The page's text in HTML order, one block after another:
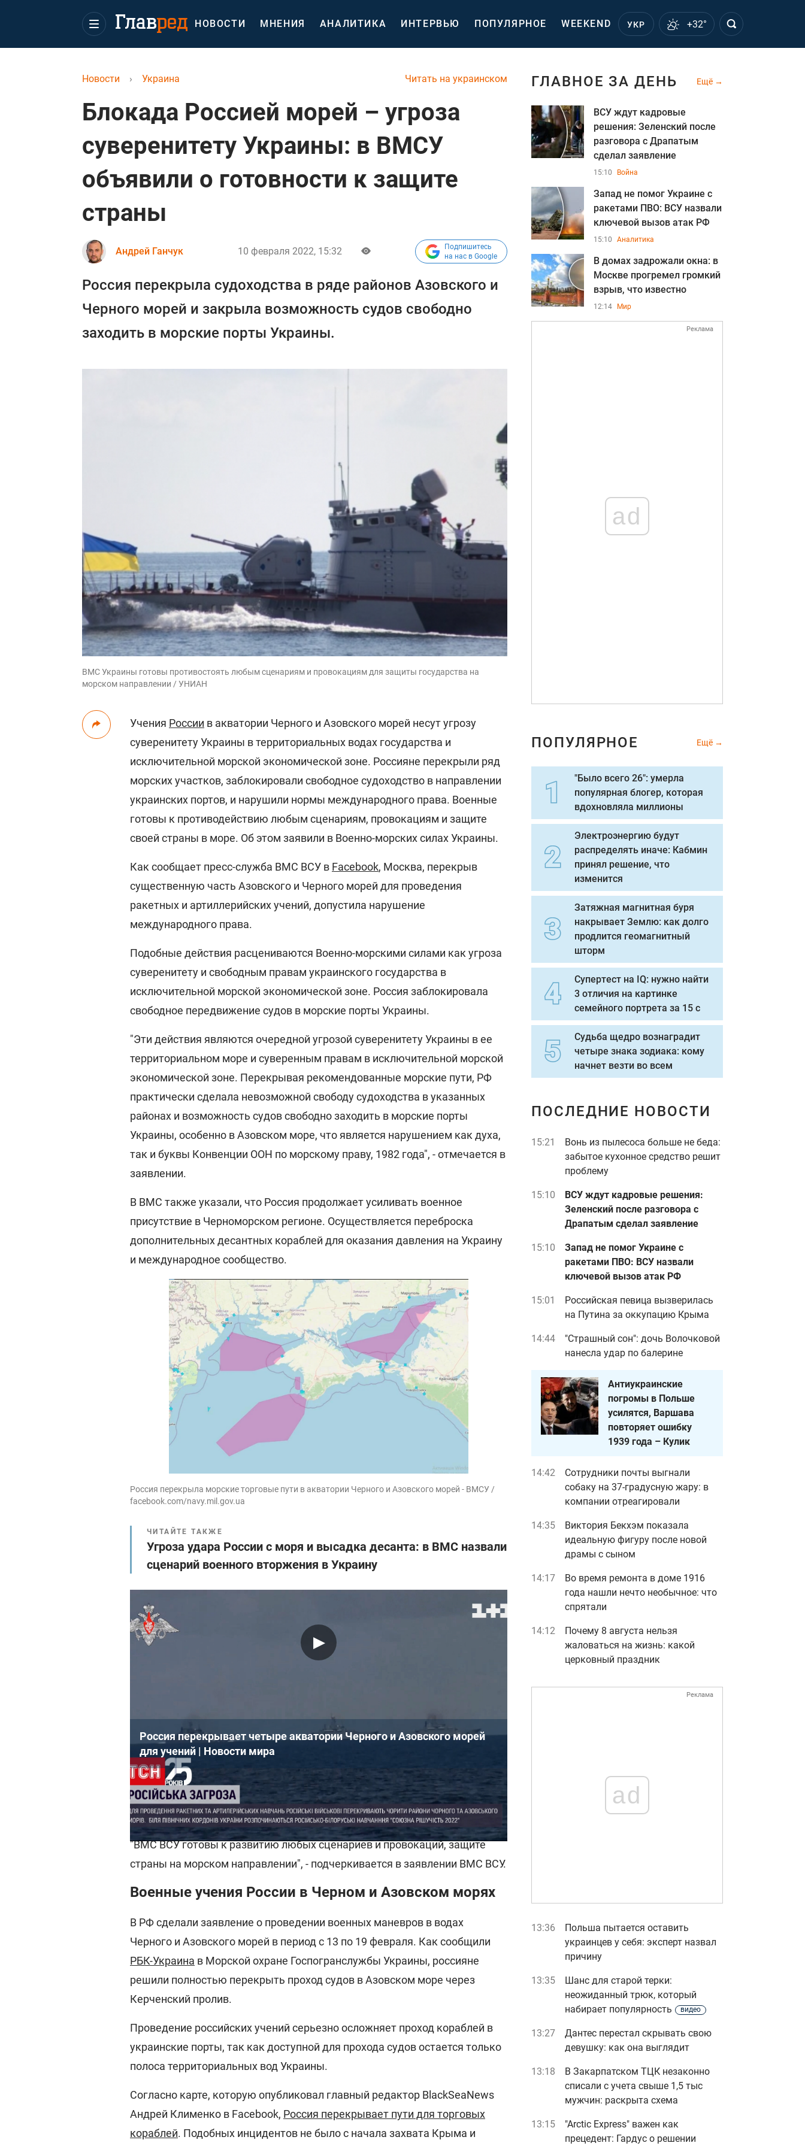
НОВОСТИ МНЕНИЯ АНАЛИТИКА ИНТЕРВЬЮ ПОПУЛЯРНОЕ WEEKEND УКР +32°
Читать на украинском
Новости › Украина
Блокада Россией морей – угроза
суверенитету Украины: в ВМСУ
объявили о готовности к защите
страны
Андрей Ганчук 10 февраля 2022, 15:32
Подпишитесь
на нас в Google
Россия перекрыла судоходства в ряде районов Азовского и
Черного морей и закрыла возможность судов свободно
заходить в морские порты Украины.
ВМС Украины готовы противостоять любым сценариям и провокациям для защиты государства на
морском направлении / УНИАН
Учения России в акватории Черного и Азовского морей несут угрозу
суверенитету Украины в территориальных водах государства и
исключительной морской экономической зоне. Россияне перекрыли ряд
морских участков, заблокировали свободное судоходство в направлении
украинских портов, и нарушили нормы международного права. Военные
готовы к противодействию любым сценариям, провокациям и защите
своей страны в море. Об этом заявили в Военно-морских силах Украины.
Как сообщает пресс-служба ВМС ВСУ в Facebook, Москва, перекрыв
существенную часть Азовского и Черного морей для проведения
ракетных и артиллерийских учений, допустила нарушение
международного права.
Подобные действия расцениваются Военно-морскими силами как угроза
суверенитету и свободным правам украинского государства в
исключительной морской экономической зоне. Россия заблокировала
свободное передвижение судов в морские порты Украины.
"Эти действия являются очередной угрозой суверенитету Украины в ее
территориальном море и суверенным правам в исключительной морской
экономической зоне. Перекрывая рекомендованные морские пути, РФ
практически сделала невозможной свободу судоходства в указанных
районах и возможность судов свободно заходить в морские порты
Украины, особенно в Азовском море, что является нарушением как духа,
так и буквы Конвенции ООН по морскому праву, 1982 года", - отмечается в
заявлении.
В ВМС также указали, что Россия продолжает усиливать военное
присутствие в Черноморском регионе. Осуществляется переброска
дополнительных десантных кораблей для оказания давления на Украину
и международное сообщество.
Россия перекрыла морские торговые пути в акватории Черного и Азовского морей - ВМСУ /
facebook.com/navy.mil.gov.ua
ЧИТАЙТЕ ТАКЖЕ
Угроза удара России с моря и высадка десанта: в ВМС назвали
сценарий военного вторжения в Украину
Россия перекрывает четыре акватории Черного и Азовского морей
для учений | Новости мира
В такой ситуации Военно-морские силы Украины готовы
противодействовать возможным сценариям и провокациям с целью
защиты государства на море.
"ВМС ВСУ готовы к развитию любых сценариев и провокаций, защите
страны на морском направлении", - подчеркивается в заявлении ВМС ВСУ.
Военные учения России в Черном и Азовском морях
В РФ сделали заявление о проведении военных маневров в водах
Черного и Азовского морей в период с 13 по 19 февраля. Как сообщили
РБК-Украина в Морской охране Госпогранслужбы Украины, россияне
решили полностью перекрыть проход судов в Азовском море через
Керченский пролив.
Проведение российских учений серьезно осложняет проход кораблей в
украинские порты, так как доступной для прохода судов остается только
полоса территориальных вод Украины.
Согласно карте, которую опубликовал главный редактор BlackSeaNews
Андрей Клименко в Facebook, Россия перекрывает пути для торговых
кораблей. Подобных инцидентов не было с начала захвата Крыма и
ГЛАВНОЕ ЗА ДЕНЬ Ещё
ВСУ ждут кадровые
решения: Зеленский после
разговора с Драпатым
сделал заявление
15:10 Война
Запад не помог Украине с
ракетами ПВО: ВСУ назвали
ключевой вызов атак РФ
15:10 Аналитика
В домах задрожали окна: в
Москве прогремел громкий
взрыв, что известно
12:14 Мир
Реклама
ad
ПОПУЛЯРНОЕ Ещё
"Было всего 26": умерла
популярная блогер, которая
вдохновляла миллионы
Электроэнергию будут
распределять иначе: Кабмин
принял решение, что
изменится
Затяжная магнитная буря
накрывает Землю: как долго
продлится геомагнитный
шторм
Супертест на IQ: нужно найти
3 отличия на картинке
семейного портрета за 15 с
Судьба щедро вознаградит
четыре знака зодиака: кому
начнет везти во всем
ПОСЛЕДНИЕ НОВОСТИ
15:21
Вонь из пылесоса больше не беда:
забытое кухонное средство решит
проблему
15:10
ВСУ ждут кадровые решения:
Зеленский после разговора с
Драпатым сделал заявление
15:10
Запад не помог Украине с
ракетами ПВО: ВСУ назвали
ключевой вызов атак РФ
15:01
Российская певица вызверилась
на Путина за оккупацию Крыма
14:44
"Страшный сон": дочь Волочковой
нанесла удар по балерине
Антиукраинские
погромы в Польше
усилятся, Варшава
повторяет ошибку
1939 года – Кулик
14:42
Сотрудники почты выгнали
собаку на 37-градусную жару: в
компании отреагировали
14:35
Виктория Бекхэм показала
идеальную фигуру после новой
драмы с сыном
14:17
Во время ремонта в доме 1916
года нашли нечто необычное: что
спрятали
14:12
Почему 8 августа нельзя
жаловаться на жизнь: какой
церковный праздник
Реклама
ad
13:36
Польша пытается оставить
украинцев у себя: эксперт назвал
причину
13:35
Шанс для старой терки:
неожиданный трюк, который
набирает популярность
видео
13:27
Дантес перестал скрывать свою
девушку: как она выглядит
13:18
В Закарпатском ТЦК незаконно
списали с учета свыше 1,5 тыс
мужчин: раскрыта схема
13:15
"Arctic Express" важен как
прецедент: Гардус о решении